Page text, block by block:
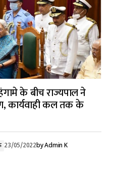
के बीच राज्यपाल ने
कार्यवाही कल तक के
23/05/2022byAdmin K